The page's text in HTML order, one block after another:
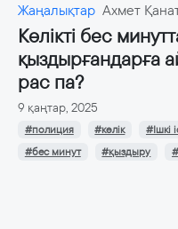
Жаңалықтар Ахмет
Көлікті бес
қыздырғандарға
рас па?
9 қаңтар, 2025
#полиция #көлік #Ішкі
#бес минут
#қыздыру